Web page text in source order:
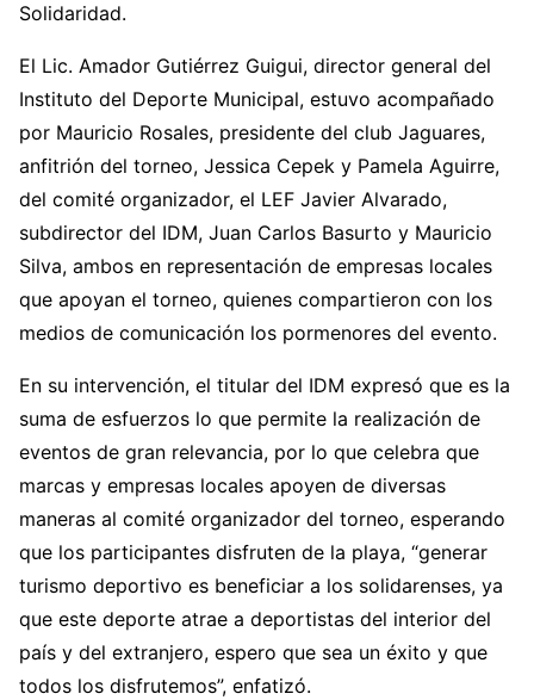
Solidaridad.
El Lic. Amador Gutiérrez Guigui, director general del
Instituto del Deporte Municipal, estuvo acompañado
por Mauricio Rosales, presidente del club Jaguares,
anfitrión del torneo, Jessica Cepek y Pamela Aguirre,
del comité organizador, el LEF Javier Alvarado,
subdirector del IDM, Juan Carlos Basurto y Mauricio
Silva, ambos en representación de empresas locales
que apoyan el torneo, quienes compartieron con los
medios de comunicación los pormenores del evento.
En su intervención, el titular del IDM expresó que es la
suma de esfuerzos lo que permite la realización de
eventos de gran relevancia, por lo que celebra que
marcas y empresas locales apoyen de diversas
maneras al comité organizador del torneo, esperando
que los participantes disfruten de la playa, “generar
turismo deportivo es beneficiar a los solidarenses, ya
que este deporte atrae a deportistas del interior del
país y del extranjero, espero que sea un éxito y que
todos los disfrutemos”, enfatizó.